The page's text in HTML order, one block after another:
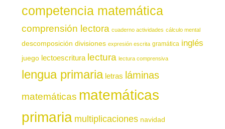
competencia matemática
comprensión lectora cuaderno actividades cálculo mental
descomposición divisiones expresión escrita gramática inglés
juego lectoescritura lectura lectura comprensiva
lengua primaria letras láminas
matemáticas matemáticas
primaria multiplicaciones navidad